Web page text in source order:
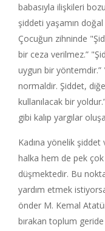
babasıyla ilişkileri
şiddeti yaşamın
Çocuğun zihninde
bir ceza verilmez.”
uygun bir yöntemdir.”
normaldir. Şiddet,
kullanılacak bir
gibi kalıp yargılar
Kadına yönelik
halka hem de pek
düşmektedir. Bu
yardım etmek
önder M. Kemal
bırakan toplum